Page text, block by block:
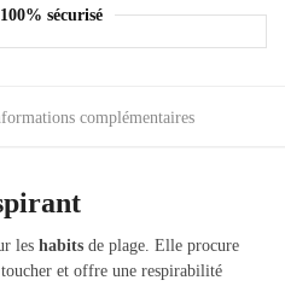
sécurisé
complémentaires
les habits de plage. Elle procure
toucher et offre une respirabilité